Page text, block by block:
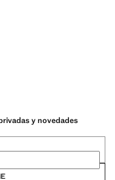
y novedades